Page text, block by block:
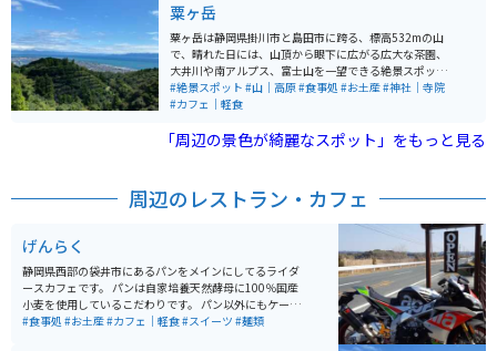
いましたが、家康の兵糧攻めに遭い落城しました。 美し
い山の形から鶴舞城の別称を持ち、国の史跡に指定され
ています。城跡は現在、自然に覆われた静かな遺跡とし
て残り、ハイキングや歴史探訪の場として人気です。か
つての戦いの歴史を感じながら、美しい自然の中で散策
を楽しむことができます。
粟ヶ岳
粟ヶ岳は静岡県掛川市と島田市に跨る、標高532mの山
で、晴れた日には、山頂から眼下に広がる広大な茶園、
大井川や南アルプス、富士山を一望できる絶景スポット
です。また、約500本の桜が咲き誇る名所としても知ら
れ、春には多くの花見客で賑わいます。阿波々神社が山
有名です。頂上にはカフェもあり、景色を見ながらお茶
#絶景スポット #山｜高原#食事処 #お土産#神社｜寺院
#カフェ｜軽食
「周辺の景色が綺麗なスポット」をもっと見る
周辺のレストラン・カフェ
げんらく
静岡県西部の袋井市にあるパンをメインにしてるライダ
ースカフェです。 パンは自家培養天然酵母に100％国産
小麦を使用しているこだわりです。 パン以外にもケーキ
やピラフ、ドリアが有り、どれも美味しいです。 店主も
#食事処 #お土産#カフェ｜軽食#スイーツ #麺類